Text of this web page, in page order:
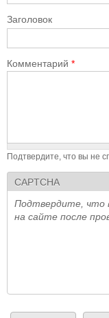
Заголовок
Комментарий *
Подтвердите, что вы не
CAPTCHA
Подтвердите, что
на сайте после